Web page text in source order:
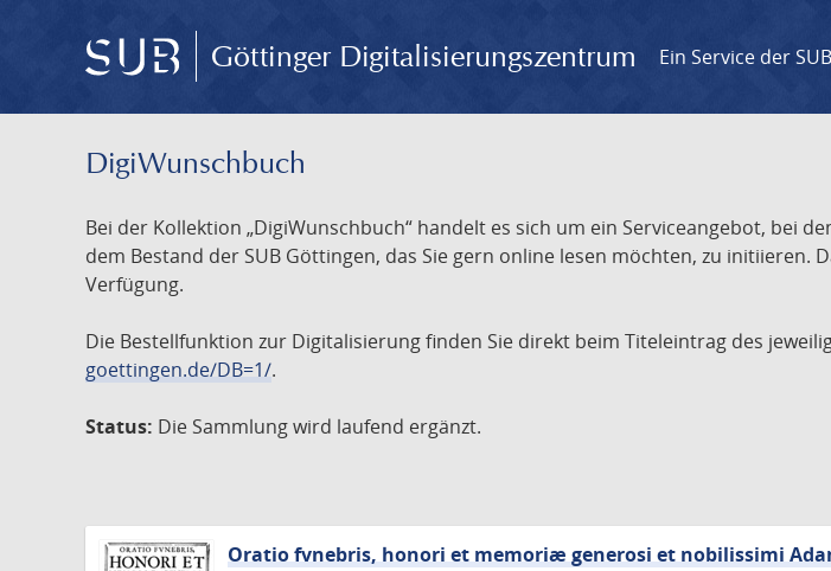
Göttinger Digitalisierungszentrum Ein Service der
DigiWunschbuch
Bei der Kollektion „DigiWunschbuch“ handelt es sich um ein Serviceangebot, bei
dem Bestand der SUB Göttingen, das Sie gern online lesen möchten, zu
Verfügung.
Die Bestellfunktion zur Digitalisierung finden Sie direkt beim Titeleintrag des
goettingen.de/DB=1/.
Status: Die Sammlung wird laufend ergänzt.
Oratio fvnebris, honori et memoriæ generosi et nobilissimi